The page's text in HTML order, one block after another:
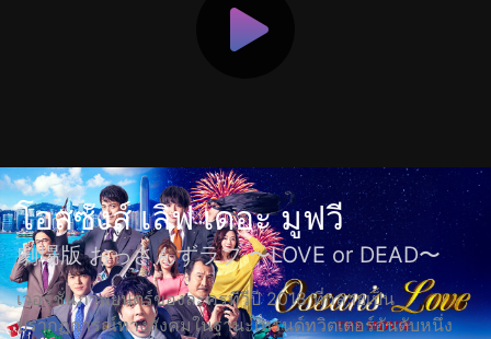
โอสซังส์ เลิฟ เดอะ มูฟวี
劇場版 おっさんずラブ 〜LOVE or DEAD〜
เวอร์ชั่นภาพยนตร์ของละครทีวีปี 2018 ที่กลายเป็น
ปรากฏการณ์ทางสังคมในฐานะเทรนด์ทวิตเตอร์อันดับหนึ่ง